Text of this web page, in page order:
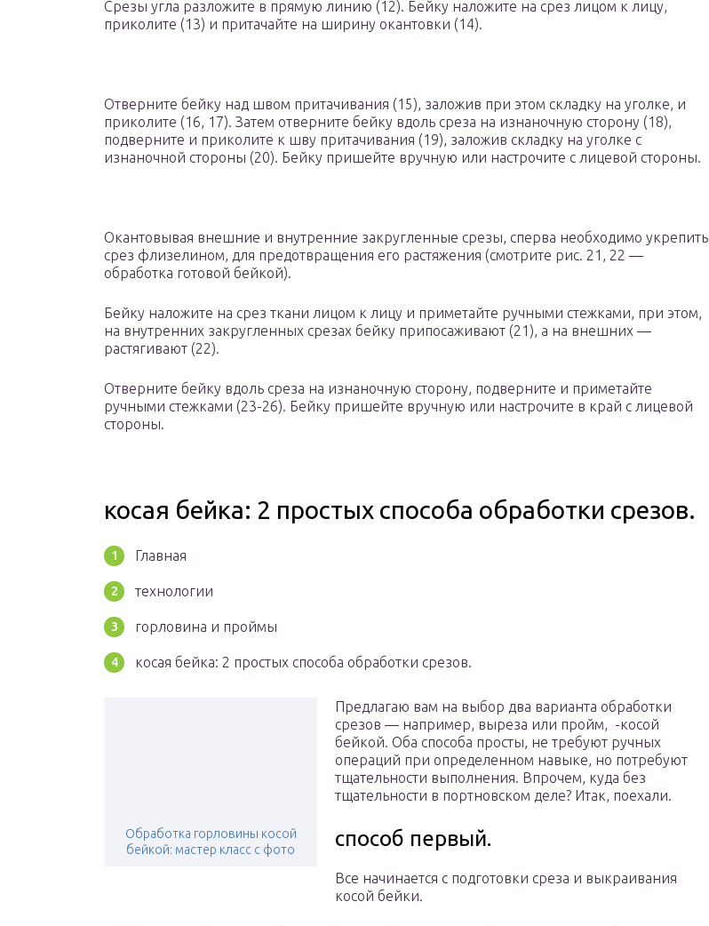
Срезы угла разложите в прямую линию (12). Бейку наложите на срез лицом к лицу,
приколите (13) и притачайте на ширину окантовки (14).
Отверните бейку над швом притачивания (15), заложив при этом складку на уголке, и
приколите (16, 17). Затем отверните бейку вдоль среза на изнаночную сторону (18),
подверните и приколите к шву притачивания (19), заложив складку на уголке с
изнаночной стороны (20). Бейку пришейте вручную или настрочите с лицевой стороны.
Окантовывая внешние и внутренние закругленные срезы, сперва необходимо укрепить
срез флизелином, для предотвращения его растяжения (смотрите рис. 21, 22 —
обработка готовой бейкой).
Бейку наложите на срез ткани лицом к лицу и приметайте ручными стежками, при этом,
на внутренних закругленных срезах бейку припосаживают (21), а на внешних —
растягивают (22).
Отверните бейку вдоль среза на изнаночную сторону, подверните и приметайте
ручными стежками (23-26). Бейку пришейте вручную или настрочите в край с лицевой
стороны.
косая бейка: 2 простых способа обработки срезов.
Главная
технологии
горловина и проймы
косая бейка: 2 простых способа обработки срезов.
Обработка горловины косой
бейкой: мастер класс с фото
Предлагаю вам на выбор два варианта обработки
срезов — например, выреза или пройм, -косой
бейкой. Оба способа просты, не требуют ручных
операций при определенном навыке, но потребуют
тщательности выполнения. Впрочем, куда без
тщательности в портновском деле? Итак, поехали.
способ первый.
Все начинается с подготовки среза и выкраивания
косой бейки.